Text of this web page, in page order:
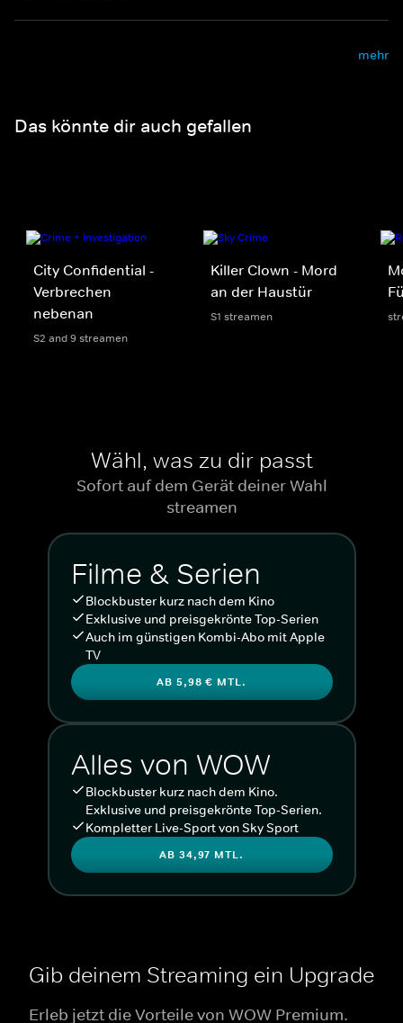
mehr
Das könnte dir auch gefallen
City Confidential -
Verbrechen
nebenan
S2 and 9 streamen
Killer Clown - Mord
an der Haustür
S1 streamen
Wähl, was zu dir passt
Sofort auf dem Gerät deiner Wahl
streamen
Filme & Serien
Blockbuster kurz nach dem Kino
Exklusive und preisgekrönte Top-Serien
Auch im günstigen Kombi-Abo mit Apple
TV
AB 5,98 € MTL.
Alles von WOW
Blockbuster kurz nach dem Kino.
Exklusive und preisgekrönte Top-Serien.
Kompletter Live-Sport von Sky Sport
AB 34,97 MTL.
Gib deinem Streaming ein Upgrade
Erleb jetzt die Vorteile von WOW Premium.